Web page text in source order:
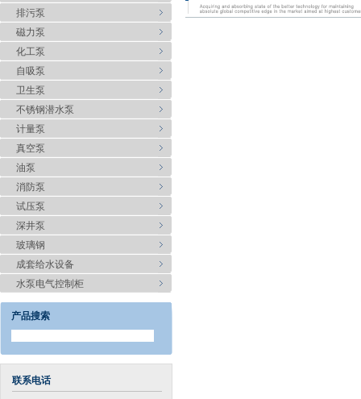
排污泵
磁力泵
化工泵
自吸泵
卫生泵
不锈钢潜水泵
计量泵
真空泵
油泵
消防泵
试压泵
深井泵
玻璃钢
成套给水设备
水泵电气控制柜
产品搜索
联系电话